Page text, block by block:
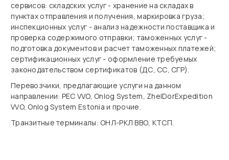
сервисов: складских услуг - хранение на складах в
пунктах отправления и получения, маркировка груза;
инспекционных услуг - анализ надежности поставщика и
проверка содержимого отправки; таможенных услуг -
подготовка документов и расчет таможенных платежей;
сертификационных услуг - оформление требуемых
законодательством сертификатов (ДС, СС, СГР).
Перевозчики, предлагающие услуги на данном
направлении: PEC VVO, Onlog System, ZhelDorExpedition
VVO, Onlog System Estonia и прочие.
Транзитные терминалы: ОНЛ-РКЛ ВВО, КТСП.